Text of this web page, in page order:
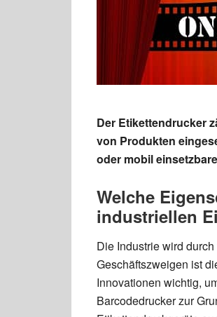
Der Etikettendrucker
von Produkten
oder mobil
Welche
industriellen
Die Industrie wird
Geschäftszweigen ist
Innovationen wichtig,
Barcodedrucker zur